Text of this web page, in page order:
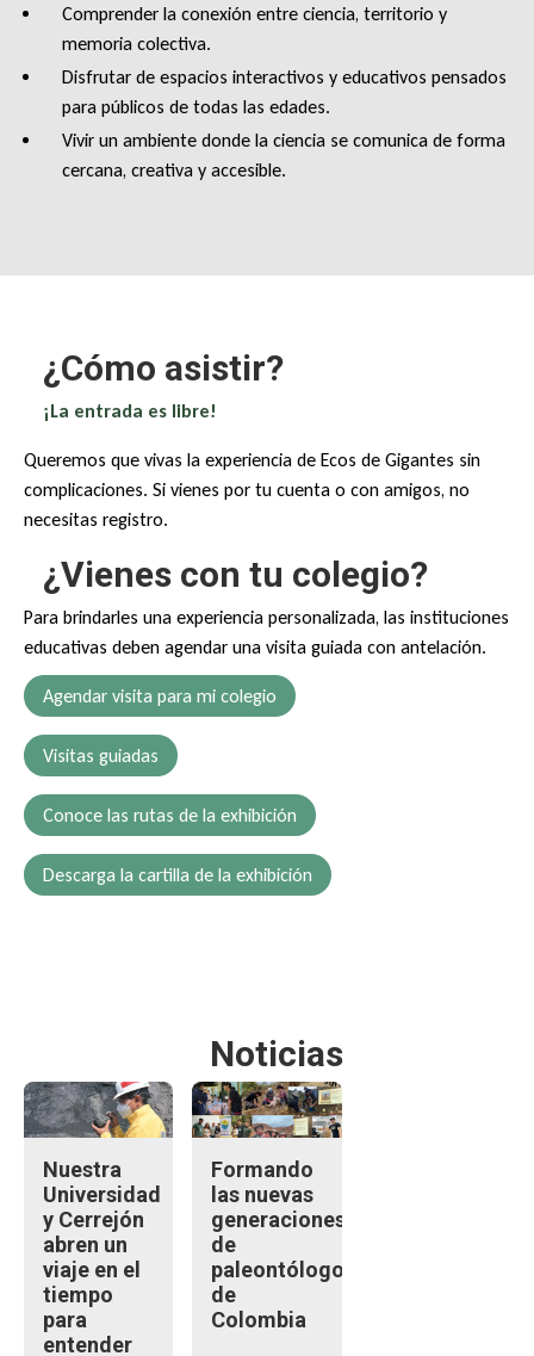
Comprender la conexión entre ciencia, territorio y
memoria colectiva.
Disfrutar de espacios interactivos y educativos pensados
para públicos de todas las edades.
Vivir un ambiente donde la ciencia se comunica de forma
cercana, creativa y accesible.
¿Cómo asistir?
¡La entrada es libre!
Queremos que vivas la experiencia de Ecos de Gigantes sin
complicaciones. Si vienes por tu cuenta o con amigos, no
necesitas registro.
¿Vienes con tu colegio?
Para brindarles una experiencia personalizada, las instituciones
educativas deben agendar una visita guiada con antelación.
Agendar visita para mi colegio
Visitas guiadas
Conoce las rutas de la exhibición
Descarga la cartilla de la exhibición
Noticias
Nuestra
Universidad
y Cerrejón
abren un
viaje en el
tiempo
para
entender
Formando
las nuevas
generaciones
de
paleontólogos
de
Colombia